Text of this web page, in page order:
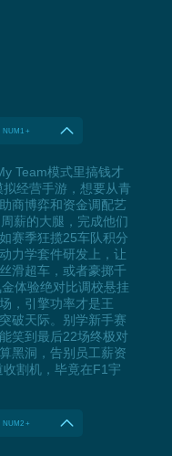
+
Team模式里搞钱才
经营手游，想要从青
商博弈和资金调配艺
薪的大腿，完成他们
赛季狂揽25车队积分
力学套件研发上，让
滑超车，或者豪掷千
体验绝对比调校悬挂
，引擎功率才是王
破天际。别学新手赛
笑到最后22场终极对
黑洞，告别员工薪资
割机，毕竟在F1宇
+